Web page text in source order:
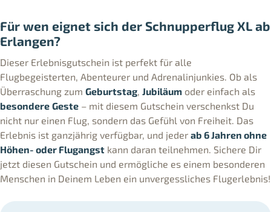
Für wen eignet sich der Schnupperflug XL ab
Erlangen?
Dieser Erlebnisgutschein ist perfekt für alle
Flugbegeisterten, Abenteurer und Adrenalinjunkies. Ob als
Überraschung zum Geburtstag Jubiläum oder einfach als
besondere Geste – mit diesem Gutschein verschenkst Du
nicht nur einen Flug, sondern das Gefühl von Freiheit. Das
Erlebnis ist ganzjährig verfügbar, und jeder ab 6 Jahren ohne
Höhen- oder Flugangst kann daran teilnehmen. Sichere Dir
jetzt diesen Gutschein und ermögliche es einem besonderen
Menschen in Deinem Leben ein unvergessliches Flugerlebnis!